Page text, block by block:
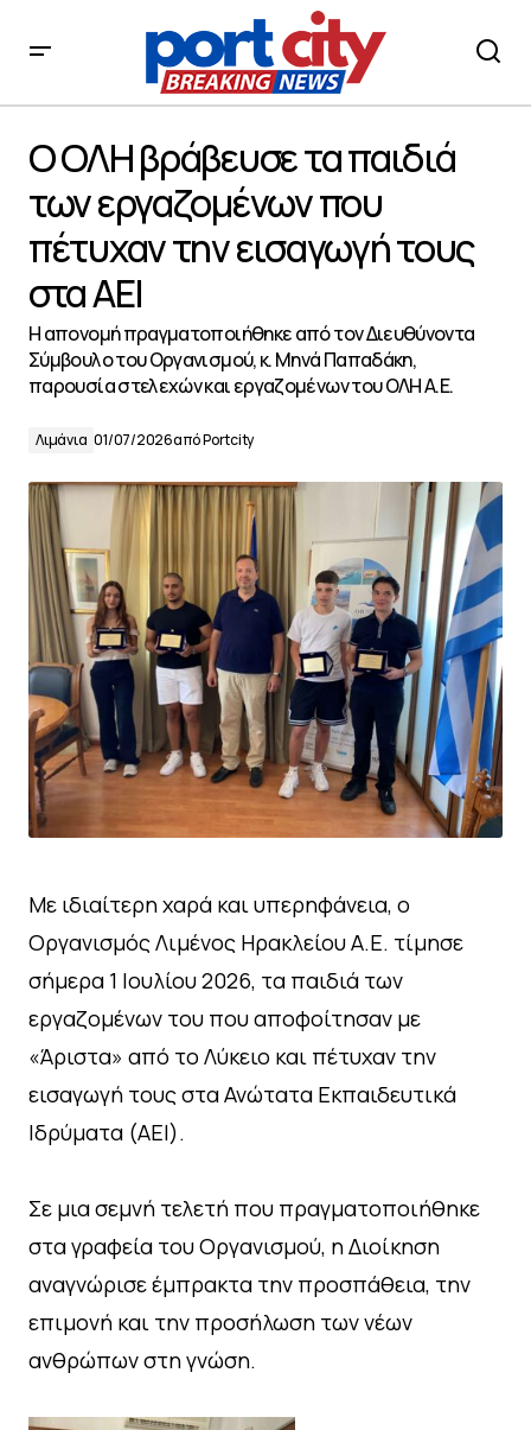
πέτυχαν την εισαγωγή τους στα ΑΕΙ
Ο ΟΛΗ βράβευσε τα παιδιά
των εργαζομένων που
πέτυχαν την εισαγωγή τους
στα ΑΕΙ
Η απονομή πραγματοποιήθηκε από τον Διευθύνοντα
Σύμβουλο του Οργανισμού, κ. Μηνά Παπαδάκη,
παρουσία στελεχών και εργαζομένων του ΟΛΗ Α.Ε.
Λιμάνια 01/07/2026απόPortcity
Με ιδιαίτερη χαρά και υπερηφάνεια, ο
Οργανισμός Λιμένος Ηρακλείου Α.Ε. τίμησε
σήμερα 1 Ιουλίου 2026, τα παιδιά των
εργαζομένων του που αποφοίτησαν με
«Άριστα» από το Λύκειο και πέτυχαν την
εισαγωγή τους στα Ανώτατα Εκπαιδευτικά
Ιδρύματα (ΑΕΙ).
Σε μια σεμνή τελετή που πραγματοποιήθηκε
στα γραφεία του Οργανισμού, η Διοίκηση
αναγνώρισε έμπρακτα την προσπάθεια, την
επιμονή και την προσήλωση των νέων
ανθρώπων στη γνώση.